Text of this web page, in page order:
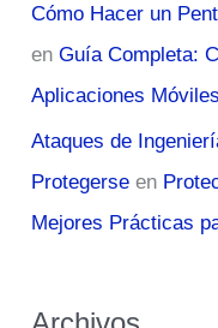
Cómo Hacer un
enGuía Completa:
Aplicaciones Móviles
Ataques de
Protegerse en
Mejores Prácticas